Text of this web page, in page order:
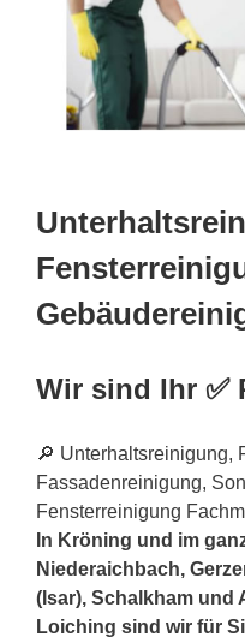
Wir sind Ihr ✅
🔎 Unterhaltsreinigung,
Fassadenreinigung,
Fensterreinigung
In Kröning und im
Niederaichbach,
(Isar), Schalkham und
Loiching sind wir für